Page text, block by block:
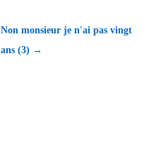
Non monsieur je n'ai pas vingt
ans (3) →